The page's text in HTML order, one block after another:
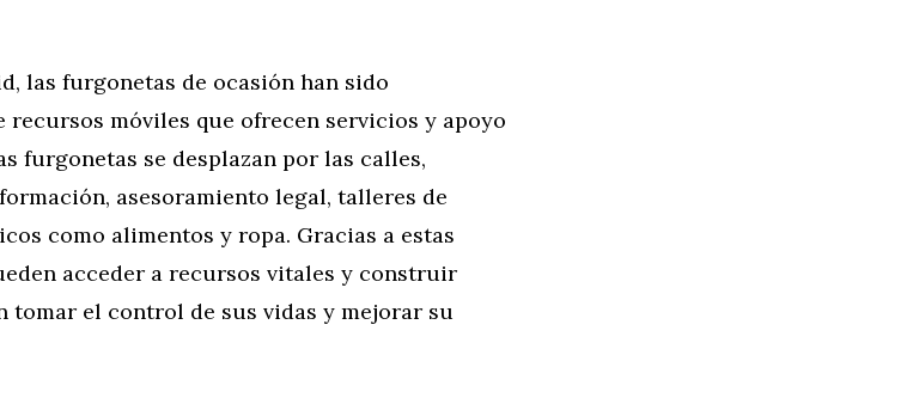
las furgonetas de ocasión han sido
recursos móviles que ofrecen servicios y apoyo
furgonetas se desplazan por las calles,
asesoramiento legal, talleres de
como alimentos y ropa. Gracias a estas
acceder a recursos vitales y construir
tomar el control de sus vidas y mejorar su